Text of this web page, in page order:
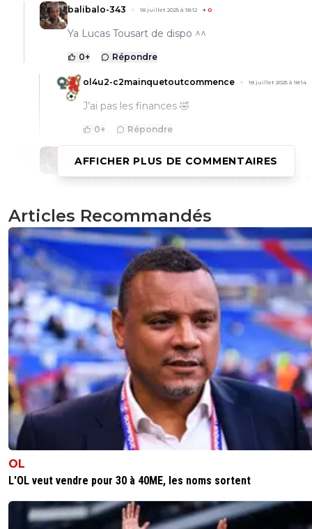
balibalo-343 18 juillet 2025 à 18:12 + 0
Ya Lucas Tousart de dispo ^^
0+ Répondre
ol4u2-c2mainquetoutcommence 18 juillet 2025 à 18:14
J’ai pas les finances 🤣
0+ Répondre
C'est pas clinquant mais je connais mal le joueur,
là sportivement c'est pour boucher les trou quoi...
pas trop l'intérêt..ya pas mieux a aller chercher ??
0+ Répondre
auvoren 18 juillet 2025 à 16:41 +1
INFO/RUMEURS MERCATO :"L’OL espère recruter
Lees-Melou. La cellule rhodanienne a ciblé en priorité le
Brestois de 32 ans pour renforcer le milieu de terrain.
clubs doivent maintenant négocier un transfert, qui
encore acquis."(L'Equipe)Agé, même si plutôt pas mal,
pas le profil qui va combler le manque d'intensité et de
puissance au milieu.Il lui reste 2 ans de contrat et je vois
Brest le lâcher facilement...Je suis dubitatif. 🤔
0+ Répondre
fanch-ol 18 juillet 2025 à 17:52
Oh non pas lui pitié. Insupportable ce joueur,
simuler et provoquer on l a vu contre nous !
0+ Répondre
AFFICHER PLUS DE COMMENTAIRES
Articles Recommandés
OL
L'OL veut vendre pour 30 à 40ME, les noms sortent